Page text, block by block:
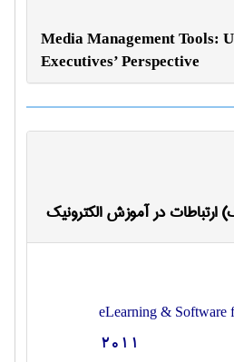
Media Management Tools:
Executives’ Perspective
ارتباطات در آموزش الکترونیک
eLearning & Software
2011